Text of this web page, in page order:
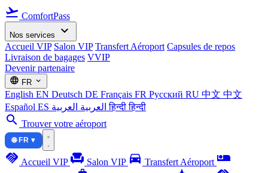
flight_takeoff ComfortPass
Nos services expand_more
Accueil VIP Salon VIP Transfert Aéroport Capsules de repos
Livraison de bagages VVIP
Devenir partenaire
language FR expand_more
English EN Deutsch DE Français FR Русский RU 中文 中文
Español ES العربية العربية हिन्दीहिन्दी
search Trouver votre aéroport
🌐 FR ▾
handshake Accueil VIP chair Salon VIP directions_car Transfert Aéroport airline_seat_individual_suite